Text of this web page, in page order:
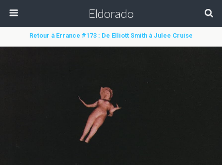
Eldorado
Retour à Errance #173 : De Elliott Smith à Julee Cruise